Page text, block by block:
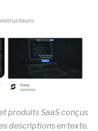
produits SaaS conçus
descriptions en texte.